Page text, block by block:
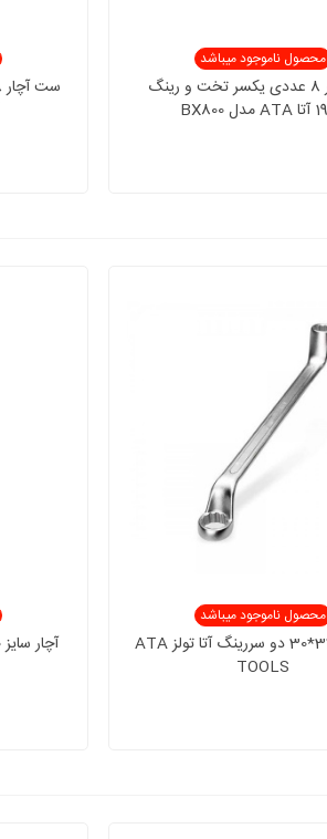
محصول ناموجود میباشد
ست آچار 8 عددی یکسر تخت و رینگ
محصول ناموجود میباشد
آچار سایز 32*30 دو سررینگ آتا تولز ATA
TOOLS